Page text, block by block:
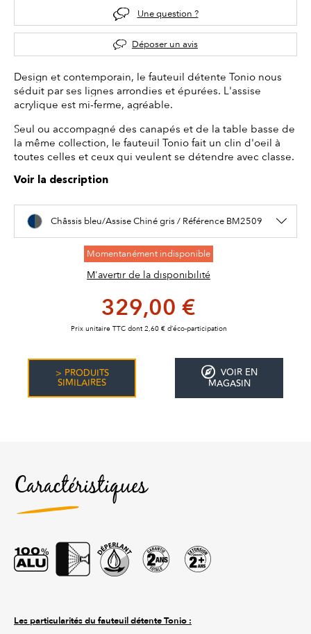
Une question ?
Déposer un avis
Design et contemporain, le fauteuil détente Tonio nous
séduit par ses lignes arrondies et épurées. L'assise
acrylique est mi-ferme, agréable.
Seul ou accompagné des canapés et de la table basse de
la même collection, le fauteuil Tonio fait un clin d'oeil à
toutes celles et ceux qui veulent se détendre avec classe.
Voir la description
Châssis bleu/Assise Chiné gris / Référence BM2509
Momentanément indisponible
M'avertir de la disponibilité
329,00 €
Prix unitaire TTC dont 2,60 € d’éco-participation
> PRODUITS
SIMILAIRES
VOIR EN
MAGASIN
Caractéristiques
Les particularités du fauteuil détente Tonio :